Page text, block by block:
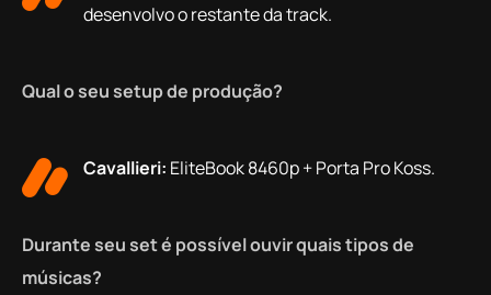
desenvolvo o restante da track.
Qual o seu setup de produção?
Cavallieri: EliteBook 8460p + Porta Pro Koss.
Durante seu set é possível ouvir quais tipos de
músicas?